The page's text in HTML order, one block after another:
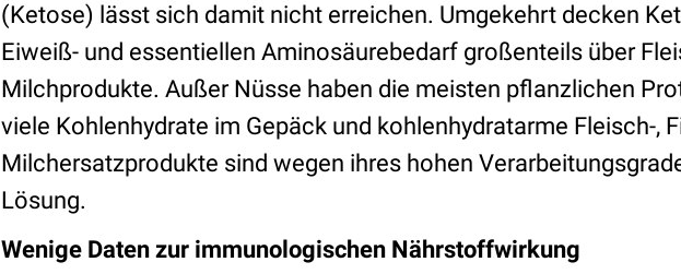
(Ketose) lässt sich damit nicht erreichen. Umgekehrt decken
Eiweiß- und essentiellen Aminosäurebedarf großenteils über
Milchprodukte. Außer Nüsse haben die meisten pflanzlichen
viele Kohlenhydrate im Gepäck und kohlenhydratarme Fleisch-,
Milchersatzprodukte sind wegen ihres hohen
Lösung.
Wenige Daten zur immunologischen Nährstoffwirkung